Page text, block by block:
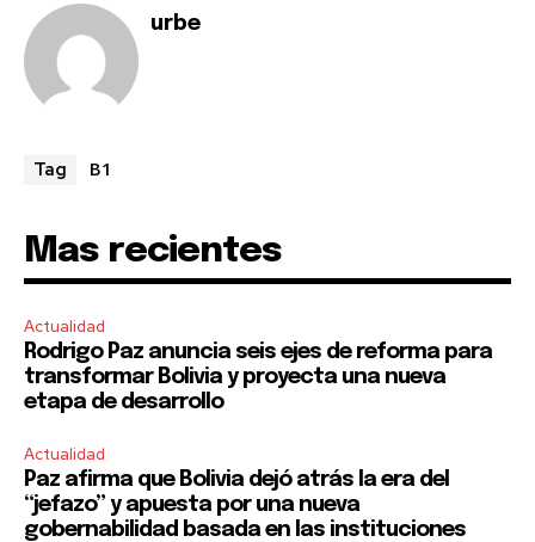
I've read and accept the
urbe
Tag B1
Mas recientes
Actualidad
Rodrigo Paz anuncia seis ejes de reforma para
transformar Bolivia y proyecta una nueva
etapa de desarrollo
Actualidad
Paz afirma que Bolivia dejó atrás la era del
“jefazo” y apuesta por una nueva
gobernabilidad basada en las instituciones